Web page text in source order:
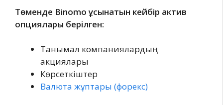
Төменде Binomo ұсынатын кейбір актив
опциялары берілген:
Танымал компаниялардың
акциялары
Көрсеткіштер
Валюта жұптары (форекс)